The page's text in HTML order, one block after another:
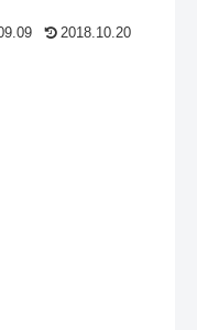
2018.10.20